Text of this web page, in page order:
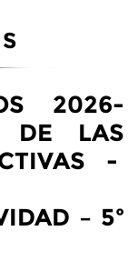
2026-
DE LAS
-
– 5º